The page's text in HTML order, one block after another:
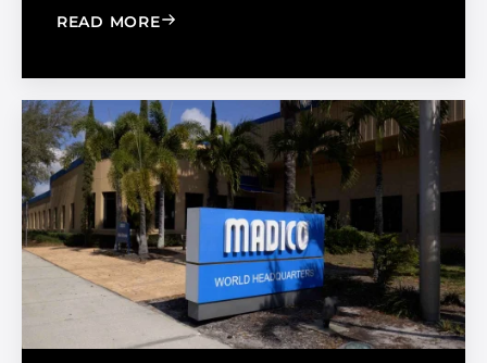
READ MORE: CHOOSE THE RIGHT BLACK PEARL